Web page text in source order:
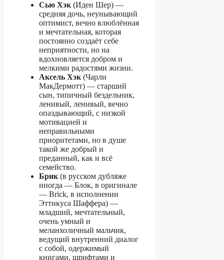
Сью Хэк (Иден Шер) —
средняя дочь, неунывающий
оптимист, вечно влюблённая
и мечтательная, которая
постоянно создаёт себе
неприятности, но на
вдохновляется добром и
мелкими радостями жизни.
Аксель Хэк (Чарли
МакДермотт) — старший
сын, типичный бездельник,
ленивый, ленивый, вечно
опаздывающий, с низкой
мотивацией и
неправильными
приоритетами, но в душе
такой же добрый и
преданный, как и всё
семейство.
Брик (в русском дубляже
иногда — Блок, в оригинале
— Brick, в исполнении
Эттикуса Шаффера) —
младший, мечтательный,
очень умный и
меланхоличный мальчик,
ведущий внутренний диалог
с собой, одержимый
книгами, шрифтами и